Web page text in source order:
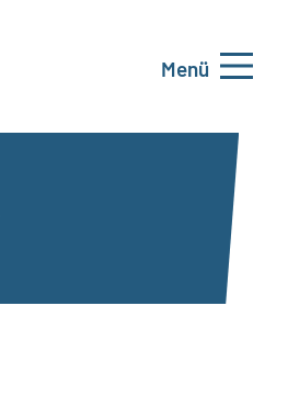
Menü